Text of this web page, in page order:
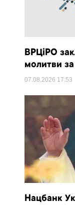
ВРЦіРО
молитви
07.08.2026 17:53
Нацбанк